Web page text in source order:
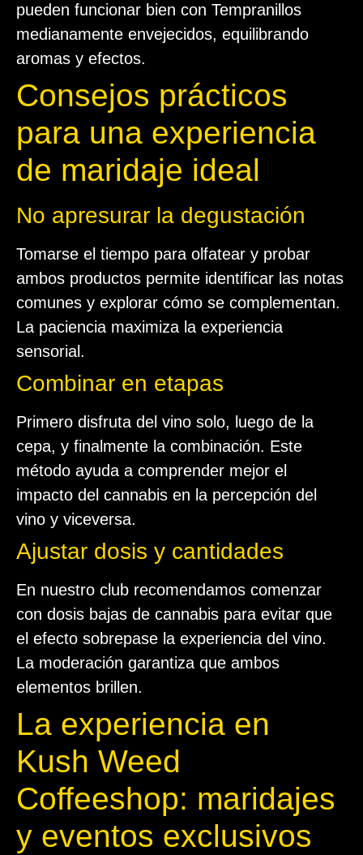
pueden funcionar bien con Tempranillos
medianamente envejecidos, equilibrando
aromas y efectos.
Consejos prácticos
para una experiencia
de maridaje ideal
No apresurar la degustación
Tomarse el tiempo para olfatear y probar
ambos productos permite identificar las notas
comunes y explorar cómo se complementan.
La paciencia maximiza la experiencia
sensorial.
Combinar en etapas
Primero disfruta del vino solo, luego de la
cepa, y finalmente la combinación. Este
método ayuda a comprender mejor el
impacto del cannabis en la percepción del
vino y viceversa.
Ajustar dosis y cantidades
En nuestro club recomendamos comenzar
con dosis bajas de cannabis para evitar que
el efecto sobrepase la experiencia del vino.
La moderación garantiza que ambos
elementos brillen.
La experiencia en
Kush Weed
Coffeeshop: maridajes
y eventos exclusivos